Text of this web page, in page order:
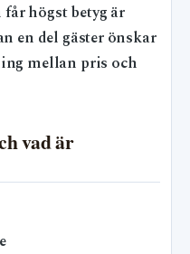
högst betyg är
en del gäster önskar
mellan pris och
vad är